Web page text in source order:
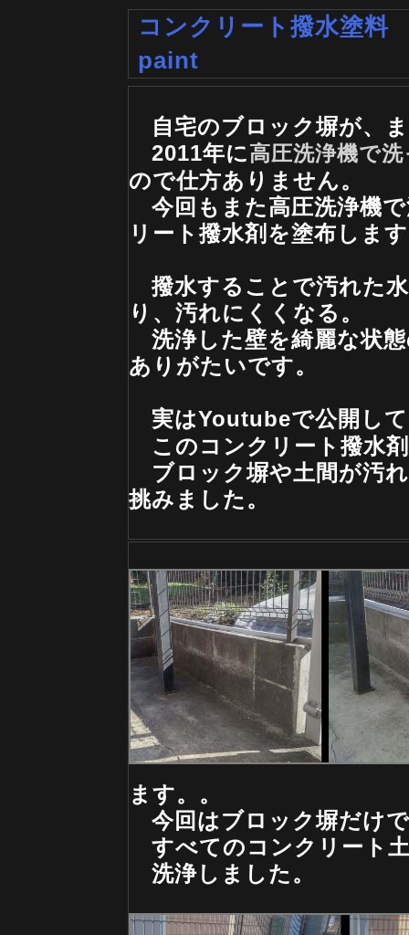
コンクリート撥水塗
paint
自宅のブロック塀が、
2011年に高圧洗浄機で
ので仕方ありません。
今回もまた高圧洗浄機
リート撥水剤を塗布しま
撥水することで汚れた
り、汚れにくくなる。
洗浄した壁を綺麗な状
ありがたいです。
実はYoutubeで公開し
このコンクリート撥水
ブロック塀や土間が汚
挑みました。
ます。。
今回はブロック塀だけ
すべてのコンクリート
洗浄しました。